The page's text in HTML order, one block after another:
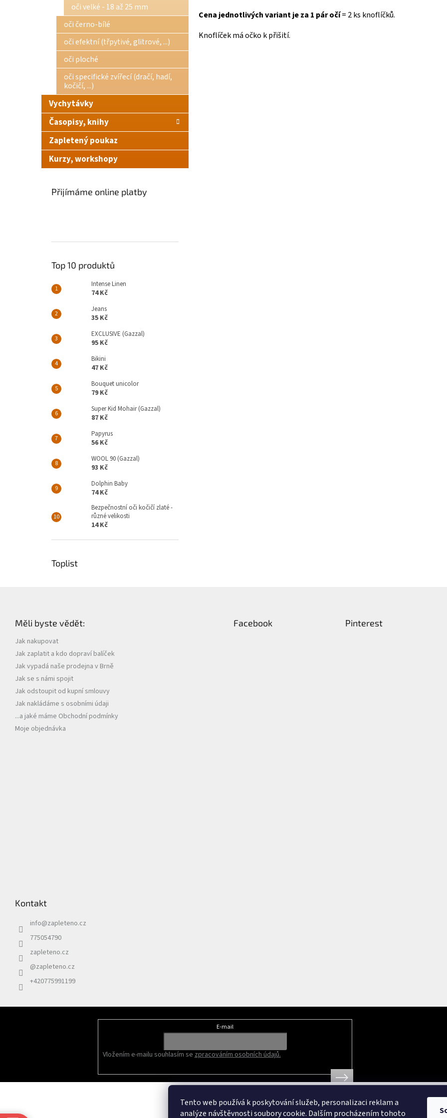
Tento web používá k poskytování služeb, personalizaci reklam a
analýze návštěvnosti soubory cookie. Dalším procházením tohoto
oči velké - 18 až 25 mm
oči černo-bílé
oči efektní (třpytivé, glitrové, ...)
oči ploché
oči specifické zvířecí (dračí, hadí,
kočičí, ...)
Vychytávky
Časopisy, knihy
Zapletený poukaz
Kurzy, workshopy
Přijímáme online platby
Top 10 produktů
Intense Linen
74 Kč
Jeans
35 Kč
EXCLUSIVE (Gazzal)
95 Kč
Bikini
47 Kč
Bouquet unicolor
79 Kč
Super Kid Mohair (Gazzal)
87 Kč
Papyrus
56 Kč
WOOL 90 (Gazzal)
93 Kč
Dolphin Baby
74 Kč
Bezpečnostní oči kočičí zlaté -
různé velikosti
14 Kč
Toplist
Cena jednotlivých variant je za 1 pár očí= 2 ks knoflíčků.
Knoflíček má očko k přišití.
Měli byste vědět:
Jak nakupovat
Jak zaplatit a kdo dopraví balíček
Jak vypadá naše prodejna v Brně
Jak se s námi spojit
Jak odstoupit od kupní smlouvy
Jak nakládáme s osobními údaji
...a jaké máme Obchodní podmínky
Moje objednávka
Facebook Pinterest
Kontakt
info@zapleteno.cz
775054790
zapleteno.cz
@zapleteno.cz
+420775991199
E-mail
Vložením e-mailu souhlasím se zpracováním osobních údajů.